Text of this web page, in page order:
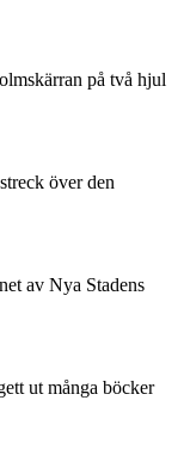
på två hjul
över den
av Nya Stadens
ut många böcker